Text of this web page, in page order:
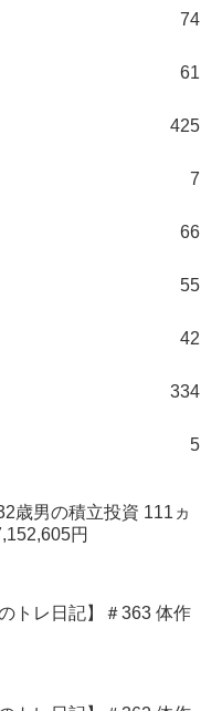
74
61
425
7
66
55
42
334
5
歳男の積立投資 111ヵ
円
トレ日記】＃363 体作